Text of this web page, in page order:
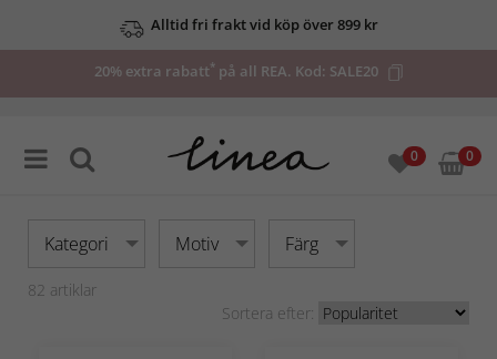
20% extra rabatt*på all REA. Kod: SALE20
0 0
Kategori Motiv Färg
82 artiklar
Sortera efter: